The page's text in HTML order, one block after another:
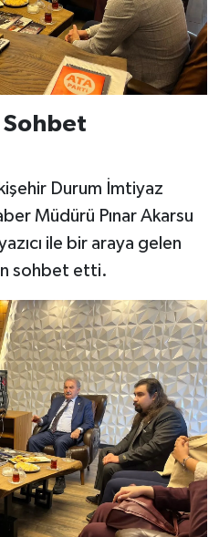
Sohbet
Durum İmtiyaz
Müdürü Pınar Akarsu
ile bir araya gelen
sohbet etti.